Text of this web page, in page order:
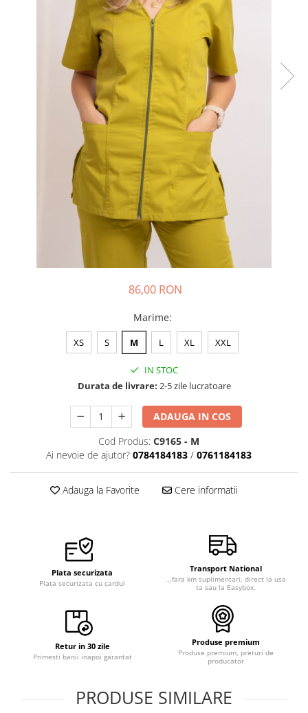
86,00 RON
Marime:
XS S M L XL XXL
IN STOC
Durata de livrare: 2-5 zile lucratoare
ADAUGA IN COS
Cod Produs: C9165 - M
Ai nevoie de ajutor? 0784184183 / 0761184183
Adauga la Favorite Cere informatii
Plata securizata
Plata securizata cu cardul
Transport National
...fara km suplimentari, direct la usa
ta sau la Easybox.
Retur in 30 zile
Primesti banii inapoi garantat
Produse premium
Produse premium, preturi de
producator
PRODUSE SIMILARE